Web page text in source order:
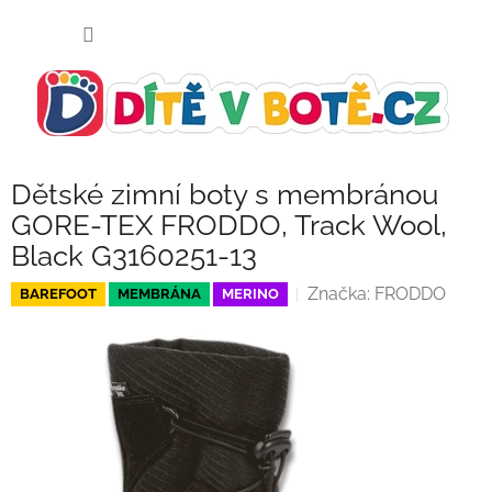
Dětské zimní boty s membránou
GORE-TEX FRODDO, Track Wool,
Black G3160251-13
BAREFOOT MEMBRÁNA MERINO Značka: FRODDO